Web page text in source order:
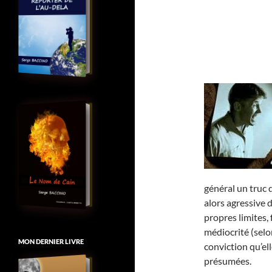
général un truc
alors agressive
propres limites,
médiocrité
conviction
présumées.
MON DERNIER LIVRE